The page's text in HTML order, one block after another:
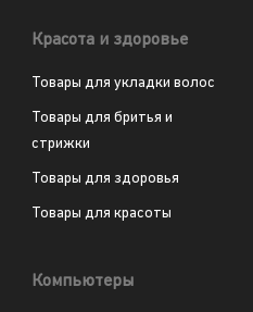
Красота и здоровье
Товары для укладки волос
Товары для бритья и
стрижки
Товары для здоровья
Товары для красоты
Компьютеры